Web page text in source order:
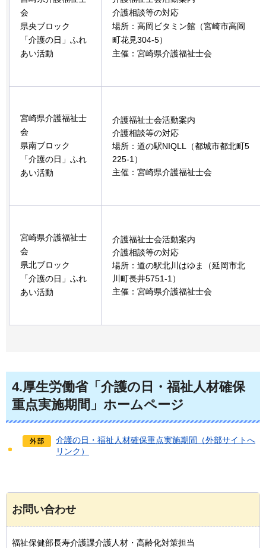
会
県央ブロック
「介護の日」ふれ
あい活動
介護相談等の対応
場所：高岡ビタミン館（宮崎市高岡
町花見304-5）
主催：宮崎県介護福祉士会
宮崎県介護福祉士
会
県南ブロック
「介護の日」ふれ
あい活動
介護福祉士会活動案内
介護相談等の対応
場所：道の駅NIQLL（都城市都北町5
225-1）
主催：宮崎県介護福祉士会
宮崎県介護福祉士
会
県北ブロック
「介護の日」ふれ
あい活動
介護福祉士会活動案内
介護相談等の対応
場所：道の駅北川はゆま（延岡市北
川町長井5751-1）
主催：宮崎県介護福祉士会
4.厚生労働省「介護の日・福祉人材確保
重点実施期間」ホームページ
介護の日・福祉人材確保重点実施期間（外部サイトへ
リンク）
お問い合わせ
福祉保健部長寿介護課介護人材・高齢化対策担当